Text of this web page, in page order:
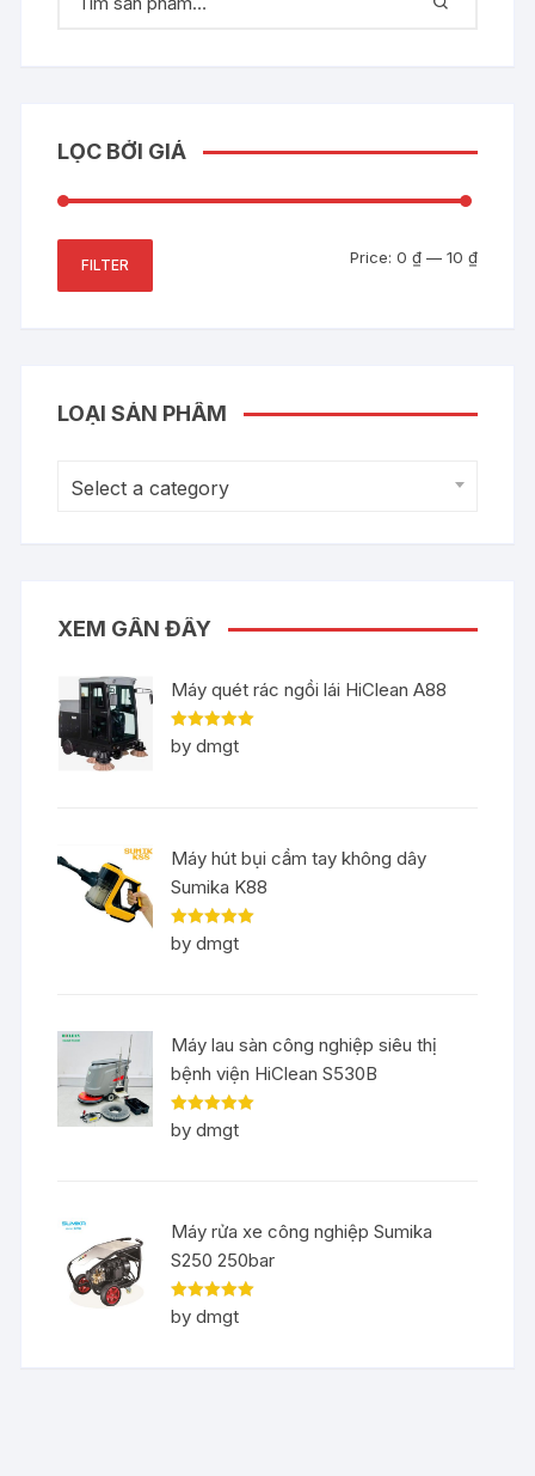
LỌC BỞI GIÁ
Min
Max
FILTER Price: 0 ₫— 10 ₫
LOẠI SẢN PHẨM
Select a category
XEM GẦN ĐÂY
Máy quét rác ngồi lái HiClean A88
Rated5out
of 5
by dmgt
Máy hút bụi cầm tay không dây
Sumika K88
Rated5out
of 5
by dmgt
Máy lau sàn công nghiệp siêu thị
bệnh viện HiClean S530B
Rated5out
of 5
by dmgt
Máy rửa xe công nghiệp Sumika
S250 250bar
Rated5out
of 5
by dmgt